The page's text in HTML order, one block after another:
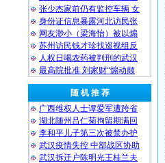
张少杰家前仍有监控车辆 女
身份证信息暴露河北访民张
网友渺小（梁海怡）被以煽
苏州访民钱才珍找巡视组反
人权日喝农药被判刑的武汉
最高院批准 刘家财“煽动颠
随 机 推 荐
广西维权人士谭爱军遭跨省
湖北随州吕仁菊拘留期满回
李和平儿子第三次被禁办护
武汉疫情失控 中部战区协助
武汉拆迁户陈明光王桂兰夫